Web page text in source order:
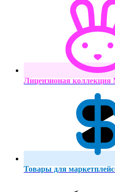
Лицензионая
Товары для